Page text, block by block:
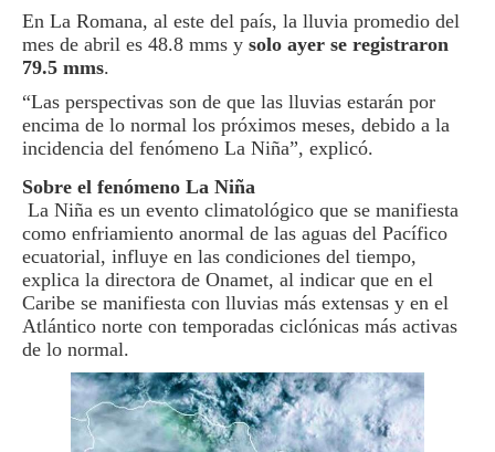
En La Romana, al este del país, la lluvia promedio del
mes de abril es 48.8 mms y solo ayer se registraron
79.5 mms.
“Las perspectivas son de que las lluvias estarán por
encima de lo normal los próximos meses, debido a la
incidencia del fenómeno La Niña”, explicó.
Sobre el fenómeno La Niña
La Niña es un evento climatológico que se manifiesta
como enfriamiento anormal de las aguas del Pacífico
ecuatorial, influye en las condiciones del tiempo,
explica la directora de Onamet, al indicar que en el
Caribe se manifiesta con lluvias más extensas y en el
Atlántico norte con temporadas ciclónicas más activas
de lo normal.